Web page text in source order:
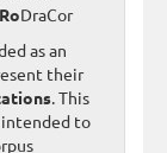
RoDraCor
as an
their
. This
intended to